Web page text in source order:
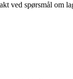
ved spørsmål om